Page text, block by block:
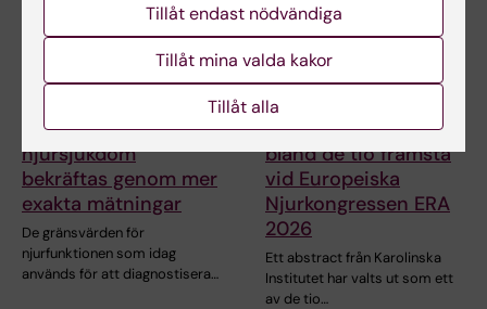
Riskgränsvärden för
njursjukdom
bekräftas genom mer
exakta mätningar
De gränsvärden för
njurfunktionen som idag
används för att diagnostisera…
6 maj 2026
KI-studie rankad
bland de tio främsta
vid Europeiska
Njurkongressen ERA
2026
Ett abstract från Karolinska
Institutet har valts ut som ett
av de tio…
Tillåt endast nödvändiga
Tillåt mina valda kakor
Tillåt alla